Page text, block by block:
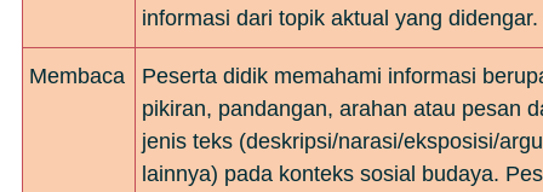
informasi dari topik aktual yang didengar.
Membaca
Peserta didik memahami informasi
pikiran, pandangan, arahan atau pesan
jenis teks (deskripsi/narasi/eksposisi/
lainnya) pada konteks sosial budaya.